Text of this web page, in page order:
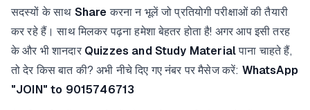
सदस्यों के साथ Share करना न भूलें जो प्रतियोगी परीक्षाओं की तैयारी
कर रहे हैं। साथ मिलकर पढ़ना हमेशा बेहतर होता है! अगर आप इसी तरह
के और भी शानदार Quizzes and Study Materialपाना चाहते हैं,
तो देर किस बात की? अभी नीचे दिए गए नंबर पर मैसेज करें: WhatsApp
"JOIN" to 9015746713